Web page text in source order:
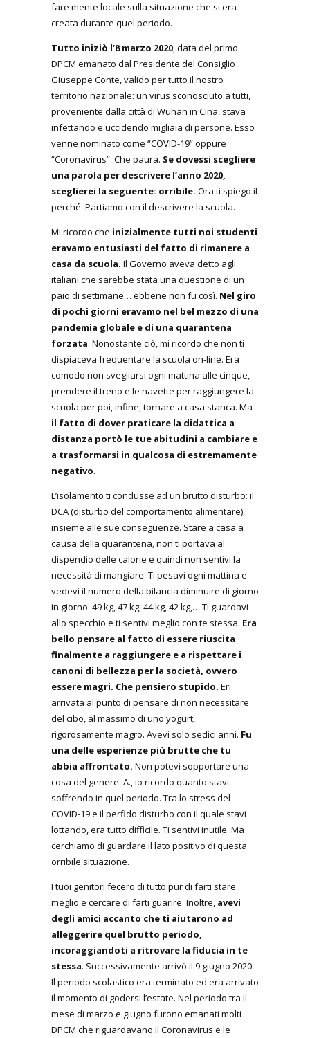
fare mente locale sulla situazione che si era
creata durante quel periodo.
Tutto iniziò l’8 marzo 2020, data del primo
DPCM emanato dal Presidente del Consiglio
Giuseppe Conte, valido per tutto il nostro
territorio nazionale: un virus sconosciuto a tutti,
proveniente dalla città di Wuhan in Cina, stava
infettando e uccidendo migliaia di persone. Esso
venne nominato come “COVID-19” oppure
“Coronavirus”. Che paura. Se dovessi scegliere
una parola per descrivere l’anno 2020,
sceglierei la seguente: orribile. Ora ti spiego il
perché. Partiamo con il descrivere la scuola.
Mi ricordo che inizialmente tutti noi studenti
eravamo entusiasti del fatto di rimanere a
casa da scuola. Il Governo aveva detto agli
italiani che sarebbe stata una questione di un
paio di settimane… ebbene non fu così. Nel giro
di pochi giorni eravamo nel bel mezzo di una
pandemia globale e di una quarantena
forzata. Nonostante ciò, mi ricordo che non ti
dispiaceva frequentare la scuola on-line. Era
comodo non svegliarsi ogni mattina alle cinque,
prendere il treno e le navette per raggiungere la
scuola per poi, infine, tornare a casa stanca. Ma
il fatto di dover praticare la didattica a
distanza portò le tue abitudini a cambiare e
a trasformarsi in qualcosa di estremamente
negativo.
L’isolamento ti condusse ad un brutto disturbo: il
DCA (disturbo del comportamento alimentare),
insieme alle sue conseguenze. Stare a casa a
causa della quarantena, non ti portava al
dispendio delle calorie e quindi non sentivi la
necessità di mangiare. Ti pesavi ogni mattina e
vedevi il numero della bilancia diminuire di giorno
in giorno: 49 kg, 47 kg, 44 kg, 42 kg,… Ti guardavi
allo specchio e ti sentivi meglio con te stessa. Era
bello pensare al fatto di essere riuscita
finalmente a raggiungere e a rispettare i
canoni di bellezza per la società, ovvero
essere magri. Che pensiero stupido. Eri
arrivata al punto di pensare di non necessitare
del cibo, al massimo di uno yogurt,
rigorosamente magro. Avevi solo sedici anni. Fu
una delle esperienze più brutte che tu
abbia affrontato. Non potevi sopportare una
cosa del genere. A., io ricordo quanto stavi
soffrendo in quel periodo. Tra lo stress del
COVID-19 e il perfido disturbo con il quale stavi
lottando, era tutto difficile. Ti sentivi inutile. Ma
cerchiamo di guardare il lato positivo di questa
orribile situazione.
I tuoi genitori fecero di tutto pur di farti stare
meglio e cercare di farti guarire. Inoltre, avevi
degli amici accanto che ti aiutarono ad
alleggerire quel brutto periodo,
incoraggiandoti a ritrovare la fiducia in te
stessa. Successivamente arrivò il 9 giugno 2020.
Il periodo scolastico era terminato ed era arrivato
il momento di godersi l’estate. Nel periodo tra il
mese di marzo e giugno furono emanati molti
DPCM che riguardavano il Coronavirus e le